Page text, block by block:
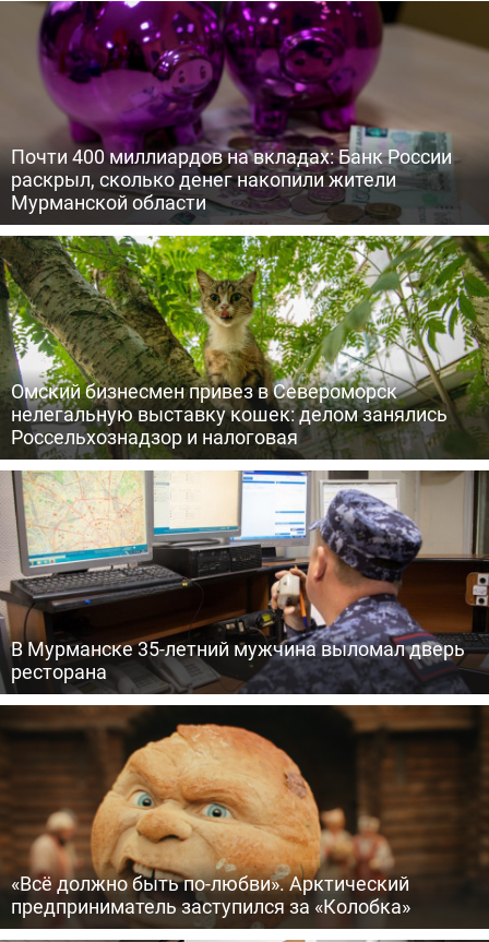
Почти 400 миллиардов на вкладах: Банк России
раскрыл, сколько денег накопили жители
Мурманской области
Омский бизнесмен привез в Североморск
нелегальную выставку кошек: делом занялись
Россельхознадзор и налоговая
В Мурманске 35-летний мужчина выломал дверь
ресторана
«Всё должно быть по-любви». Арктический
предприниматель заступился за «Колобка»